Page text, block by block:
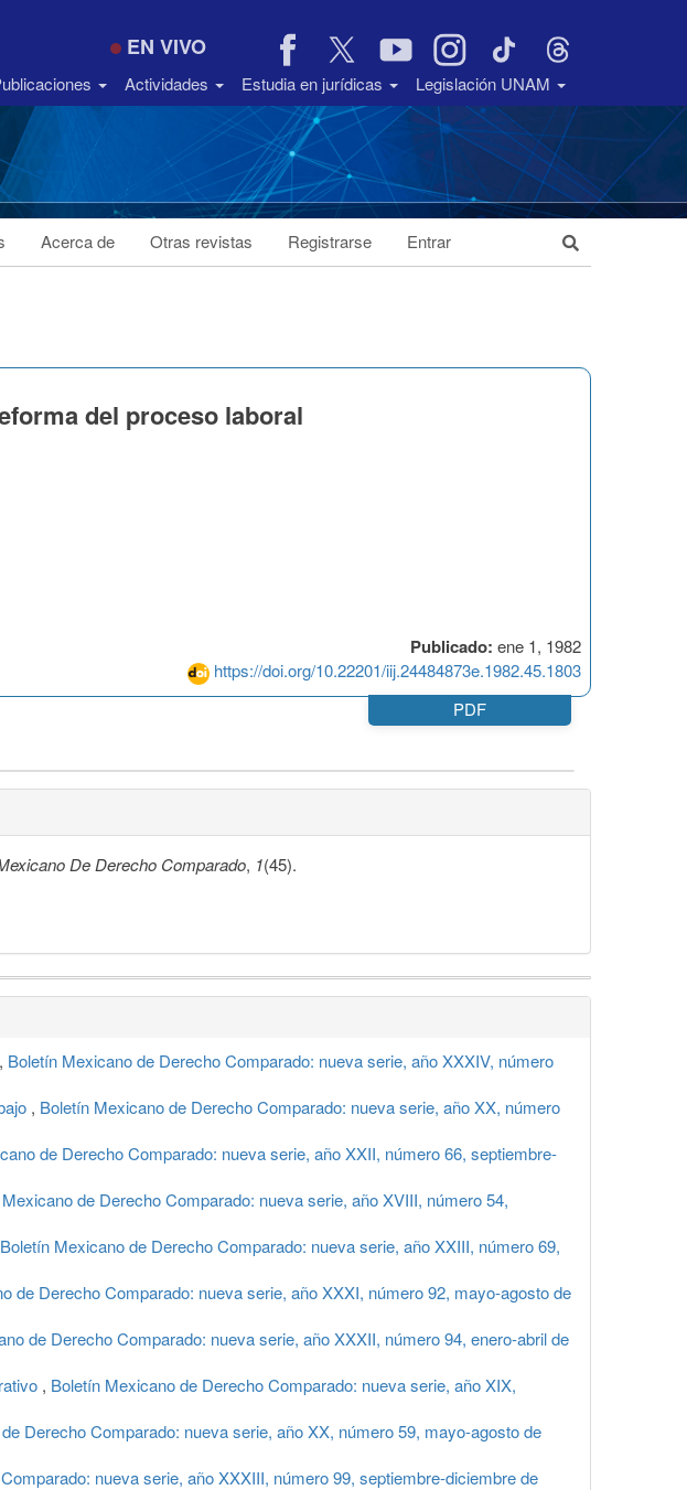
EN VIVO
Actividades Estudia en jurídicas Legislación UNAM
Acerca de Otras revistas Registrarse Entrar
Publicado: ene 1, 1982
https://doi.org/10.22201/iij.24484873e.1982.45.1803
del proceso laboral
PDF
De Derecho Comparado, 1(45).
, Boletín Mexicano de Derecho Comparado: nueva serie, año XXXIV, número
, Boletín Mexicano de Derecho Comparado: nueva serie, año XX, número
de Derecho Comparado: nueva serie, año XXII, número 66, septiembre-
de Derecho Comparado: nueva serie, año XVIII, número 54,
Boletín Mexicano de Derecho Comparado: nueva serie, año XXIII, número 69,
de Derecho Comparado: nueva serie, año XXXI, número 92, mayo-agosto de
de Derecho Comparado: nueva serie, año XXXII, número 94, enero-abril de
, Boletín Mexicano de Derecho Comparado: nueva serie, año XIX,
Derecho Comparado: nueva serie, año XX, número 59, mayo-agosto de
nueva serie, año XXXIII, número 99, septiembre-diciembre de